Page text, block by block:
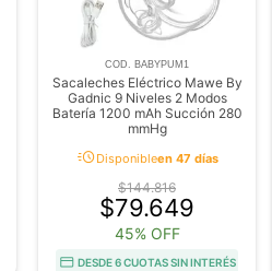
COD. BABYPUM1
Sacaleches Eléctrico Mawe By
Gadnic 9 Niveles 2 Modos
Batería 1200 mAh Succión 280
mmHg
acuteDisponibleen 47 días
$144.816
$79.649
45% OFF
DESDE 6 CUOTAS SIN INTERÉS